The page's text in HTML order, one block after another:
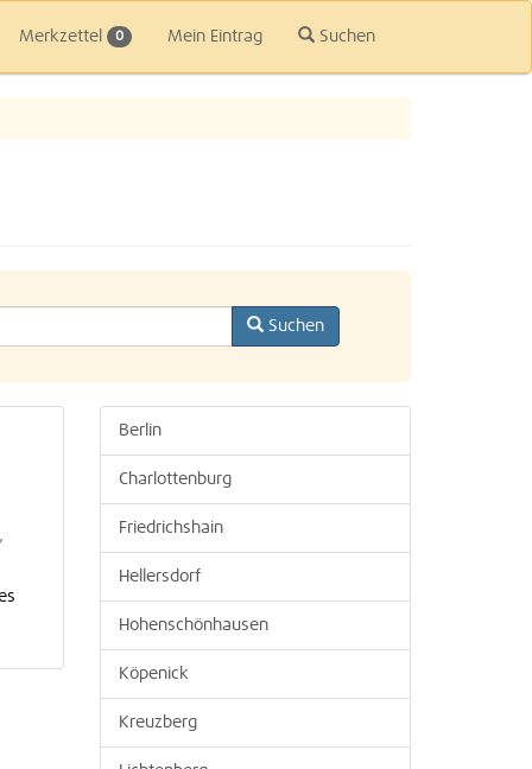
Merkzettel 0 Mein Eintrag Suchen
Suchen
Berlin
Charlottenburg
Friedrichshain
Hellersdorf
Hohenschönhausen
Köpenick
Kreuzberg